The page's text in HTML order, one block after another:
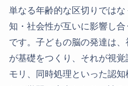
単なる年齢的な区切りでは
知・社会性が互いに影響し
です。子どもの脳の発達は
が基礎をつくり、それが視
モリ、同時処理といった認知